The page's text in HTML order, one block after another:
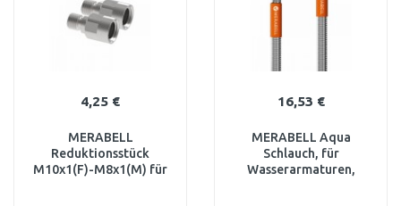
4,25 €
MERABELL
Reduktionsstück
M10x1(F)-M8x1(M) für
16,53 €
MERABELL Aqua
Schlauch, für
Wasserarmaturen,